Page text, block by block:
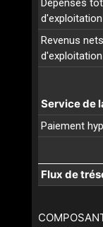
Dépenses
d'exploitation
Revenus nets
d'exploitation
Service de
Paiement
Flux de